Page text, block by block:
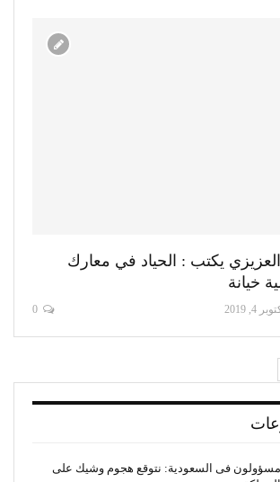
يكتب : الحياد في معارك
خيانة
4, 2019
مسؤولون فى السعودية: نتوقع هجوم وشيك على